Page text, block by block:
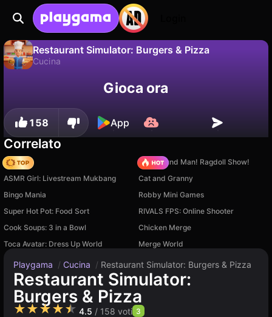
Restaurant Simulator: Burgers & Pizza
Cucina
Salva i progressi!Gioca ora
158 App
Correlato
Hedgies
Playground Man! Ragdoll Show!
ASMR Girl: Livestream Mukbang
Cat and Granny
Bingo Mania
Robby Mini Games
Super Hot Pot: Food Sort
RIVALS FPS: Online Shooter
Cook Soups: 3 in a Bowl
Chicken Merge
Toca Avatar: Dress Up World
Merge World
Playgama / Cucina / Restaurant Simulator: Burgers & Pizza
Restaurant Simulator:
Burgers & Pizza
★★★★★ 4.5 / 158 voti 3